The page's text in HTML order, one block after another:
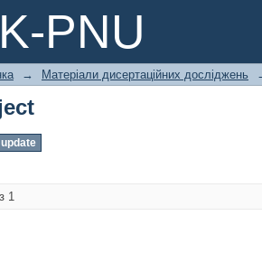
PNU
→ Матеріали дисертаційних досліджень
1